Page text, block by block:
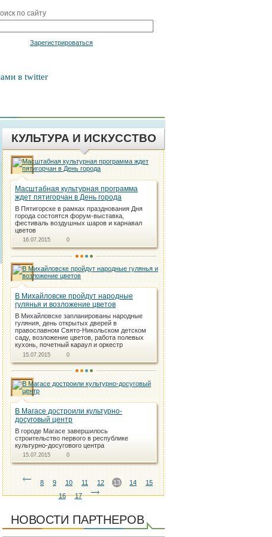
по сайту
Зарегистрироваться
в twitter
КУЛЬТУРА И ИСКУССТВО
Масштабная культурная программа
ждет пятигорчан в День города
В Пятигорске в рамках празднования Дня
города состоятся форум-выставка,
фестиваль воздушных шаров и карнавал
цветов
16.07.2015 0
В Михайловске пройдут народные
гулянья и возложение цветов
В Михайловске запланированы народные
гуляния, день открытых дверей в
православном Свято-Никольском детском
саду, возложение цветов, работа полевых
кухонь, почетный караул и оркестр
15.07.2015 0
В Магасе достроили культурно-
досуговый центр
В городе Магасе завершилось
строительство первого в республике
культурно-досугового центра
15.07.2015 0
8 9 10 11 12 13 14
15
16
17
НОВОСТИ ПАРТНЕРОВ